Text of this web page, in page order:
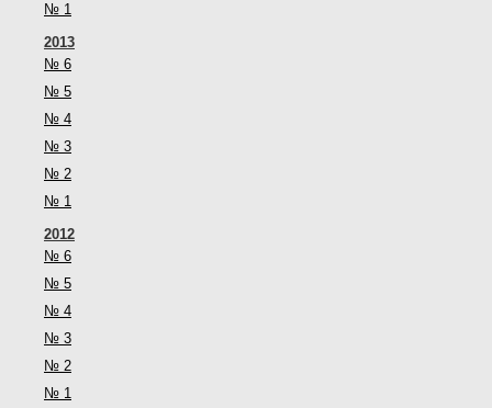
№ 1
2013
№ 6
№ 5
№ 4
№ 3
№ 2
№ 1
2012
№ 6
№ 5
№ 4
№ 3
№ 2
№ 1